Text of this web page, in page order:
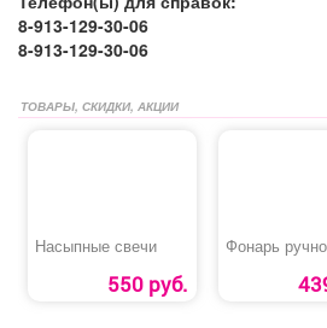
8-913-129-30-06
8-913-129-30-06
ТОВАРЫ, СКИДКИ, АКЦИИ
Насыпные свечи
550 руб.
Фонарь